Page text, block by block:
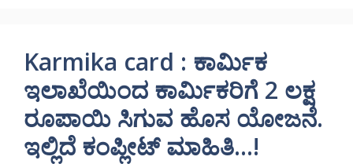
Karmika card : ಕಾರ್ಮಿಕ
ಇಲಾಖೆಯಿಂದ ಕಾರ್ಮಿಕರಿಗೆ 2 ಲಕ್ಷ
ರೂಪಾಯಿ ಸಿಗುವ ಹೊಸ ಯೋಜನೆ.
ಇಲ್ಲಿದೆ ಕಂಪ್ಲೀಟ್ ಮಾಹಿತಿ…!